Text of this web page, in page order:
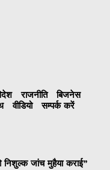
राजनीति
बिजनेस
वीडियो सम्पर्क करें
जांच मुहैया कराई”